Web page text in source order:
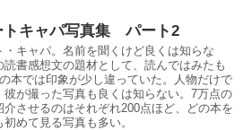
トキャパ写真集 パート2
・キャパ。名前を聞くけど良くは知らな
読書感想文の題材として、読んではみたも
本では印象が少し違っていた。人物だけで
彼が撮った写真も良くは知らない。7万点の
介させるのはそれぞれ200点ほど、どの本を
めて見る写真も多い。